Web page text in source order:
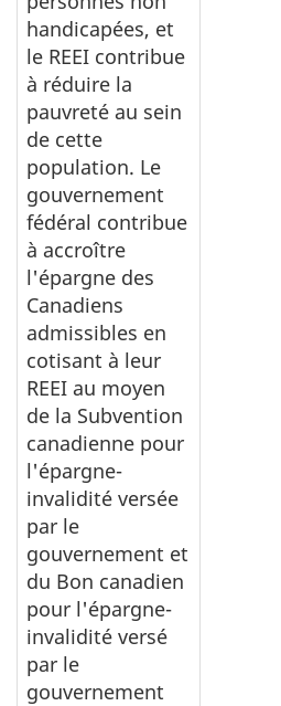
handicapées, et
le REEI contribue
à réduire la
pauvreté au sein
de cette
population. Le
gouvernement
fédéral contribue
à accroître
l'épargne des
Canadiens
admissibles en
cotisant à leur
REEI au moyen
de la Subvention
canadienne pour
l'épargne-
invalidité versée
par le
gouvernement et
du Bon canadien
pour l'épargne-
invalidité versé
par le
gouvernement